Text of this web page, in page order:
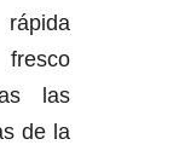
las
de la